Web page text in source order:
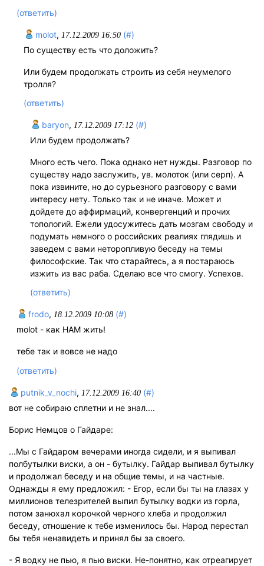
(ответить)
molot, 17.12.2009 16:50 (#)
По существу есть что доложить?
Или будем продолжать строить из себя неумелого
тролля?
(ответить)
baryon, 17.12.2009 17:12 (#)
Или будем продолжать?
Много есть чего. Пока однако нет нужды. Разговор по
существу надо заслужить, ув. молоток (или серп). А
пока извините, но до сурьезного разговору с вами
интересу нету. Только так и не иначе. Может и
дойдете до аффирмаций, конвергенций и прочих
топологий. Ежели удосужитесь дать мозгам свободу и
подумать немного о российских реалиях глядишь и
заведем с вами неторопливую беседу на темы
философские. Так что старайтесь, а я постараюсь
изжить из вас раба. Сделаю все что смогу. Успехов.
(ответить)
frodo, 18.12.2009 10:08 (#)
molot - как НАМ жить!
тебе так и вовсе не надо
(ответить)
putnik_v_nochi, 17.12.2009 16:40 (#)
вот не собираю сплетни и не знал....
Борис Немцов о Гайдаре:
...Мы с Гайдаром вечерами иногда сидели, и я выпивал
полбутылки виски, а он - бутылку. Гайдар выпивал бутылку
и продолжал беседу и на общие темы, и на частные.
Однажды я ему предложил: - Егор, если бы ты на глазах у
миллионов телезрителей выпил бутылку водки из горла,
потом занюхал корочкой черного хлеба и продолжил
беседу, отношение к тебе изменилось бы. Народ перестал
бы тебя ненавидеть и принял бы за своего.
- Я водку не пью, я пью виски. Не-понятно, как отреагирует